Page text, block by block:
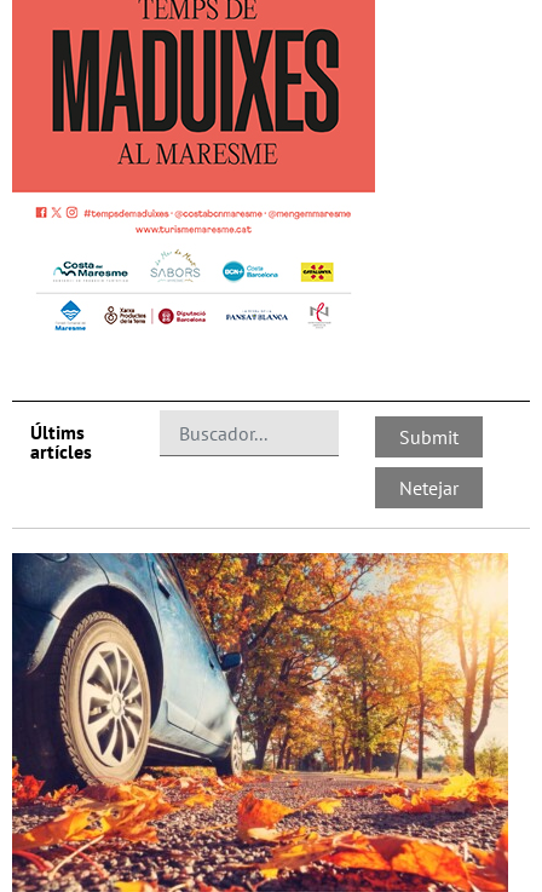
Últims
artícles